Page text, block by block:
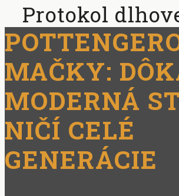
Protokol
MAČKY:
MODERNÁ
NIČÍ CELÉ
GENERÁCIE